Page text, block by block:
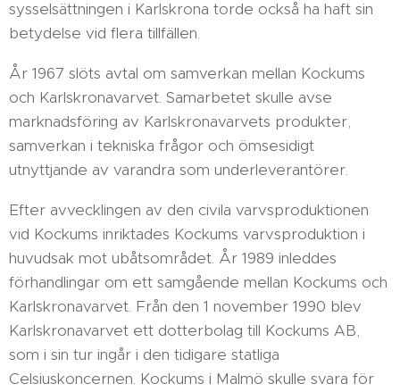
sysselsättningen i Karlskrona torde också ha haft sin
betydelse vid flera tillfällen.
År 1967 slöts avtal om samverkan mellan Kockums
och Karlskronavarvet. Samarbetet skulle avse
marknadsföring av Karlskronavarvets produkter,
samverkan i tekniska frågor och ömsesidigt
utnyttjande av varandra som underleverantörer.
Efter avvecklingen av den civila varvsproduktionen
vid Kockums inriktades Kockums varvsproduktion i
huvudsak mot ubåtsområdet. År 1989 inleddes
förhandlingar om ett samgående mellan Kockums och
Karlskronavarvet. Från den 1 november 1990 blev
Karlskronavarvet ett dotterbolag till Kockums AB,
som i sin tur ingår i den tidigare statliga
Celsiuskoncernen. Kockums i Malmö skulle svara för